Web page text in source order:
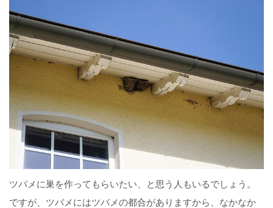
ツバメに巣を作ってもらいたい、と思う人もいるでしょう。
ですが、ツバメにはツバメの都合がありますから、なかなか